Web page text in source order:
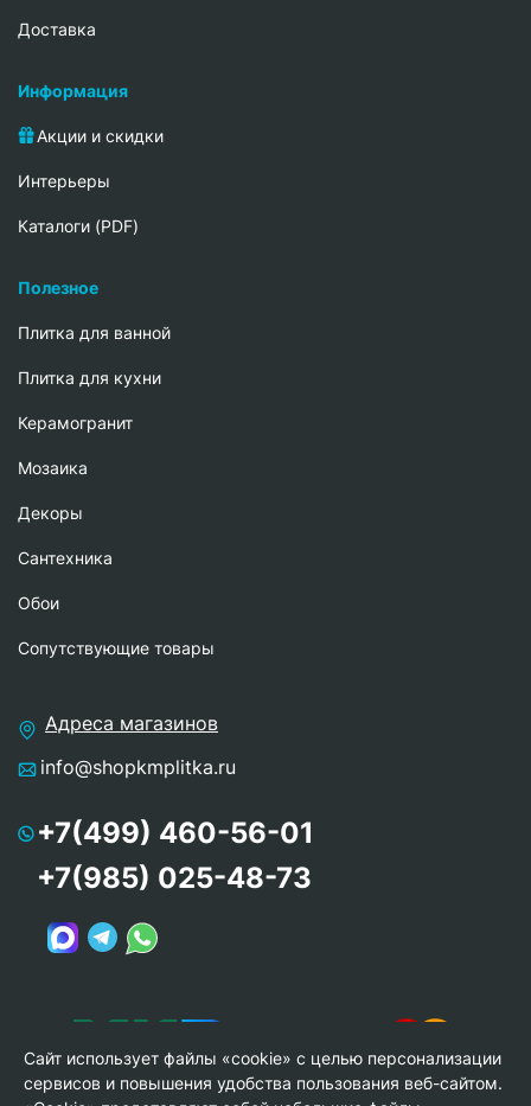
Доставка
Информация
Акции и скидки
Интерьеры
Каталоги (PDF)
Полезное
Плитка для ванной
Плитка для кухни
Керамогранит
Мозаика
Декоры
Сантехника
Обои
Сопутствующие товары
Адреса магазинов
info@shopkmplitka.ru
+7(499) 460-56-01
+7(985) 025-48-73
Сайт использует файлы «cookie» с целью персонализации
сервисов и повышения удобства пользования веб-сайтом.